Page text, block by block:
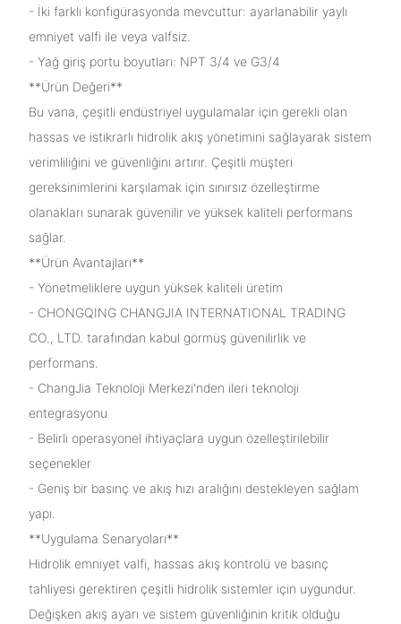
- İki farklı konfigürasyonda mevcuttur: ayarlanabilir yaylı
emniyet valfi ile veya valfsiz.
- Yağ giriş portu boyutları: NPT 3/4 ve G3/4
**Ürün Değeri**
Bu vana, çeşitli endüstriyel uygulamalar için gerekli olan
hassas ve istikrarlı hidrolik akış yönetimini sağlayarak sistem
verimliliğini ve güvenliğini artırır. Çeşitli müşteri
gereksinimlerini karşılamak için sınırsız özelleştirme
olanakları sunarak güvenilir ve yüksek kaliteli performans
sağlar.
**Ürün Avantajları**
- Yönetmeliklere uygun yüksek kaliteli üretim
- CHONGQING CHANGJIA INTERNATIONAL TRADING
CO., LTD. tarafından kabul görmüş güvenilirlik ve
performans.
- ChangJia Teknoloji Merkezi'nden ileri teknoloji
entegrasyonu
- Belirli operasyonel ihtiyaçlara uygun özelleştirilebilir
seçenekler
- Geniş bir basınç ve akış hızı aralığını destekleyen sağlam
yapı.
**Uygulama Senaryoları**
Hidrolik emniyet valfi, hassas akış kontrolü ve basınç
tahliyesi gerektiren çeşitli hidrolik sistemler için uygundur.
Değişken akış ayarı ve sistem güvenliğinin kritik olduğu